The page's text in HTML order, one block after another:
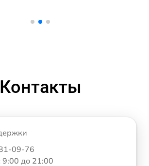
Контакты
09-76
до 21:00